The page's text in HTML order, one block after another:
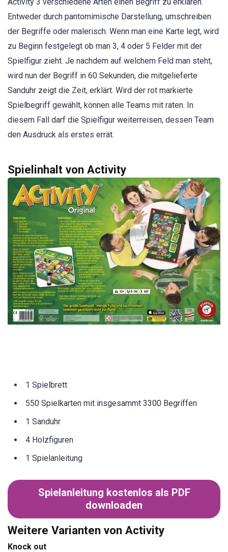
Entweder durch pantomimische Darstellung, umschreiben
der Begriffe oder malerisch. Wenn man eine Karte legt, wird
zu Beginn festgelegt ob man 3, 4 oder 5 Felder mit der
Spielfigur zieht. Je nachdem auf welchem Feld man steht,
wird nun der Begriff in 60 Sekunden, die mitgelieferte
Sanduhr zeigt die Zeit, erklärt. Wird der rot markierte
Spielbegriff gewählt, können alle Teams mit raten. In
diesem Fall darf die Spielfigur weiterreisen, dessen Team
den Ausdruck als erstes errät.
Spielinhalt von Activity
1 Spielbrett
550 Spielkarten mit insgesammt 3300 Begriffen
1 Sanduhr
4 Holzfiguren
1 Spielanleitung
Spielanleitung kostenlos als PDF
downloaden
Weitere Varianten von Activity
Knock out